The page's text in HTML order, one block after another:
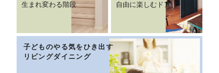
生まれ変わる階段
自由に楽しむドア
子どものやる気をひき出す
リビングダイニング